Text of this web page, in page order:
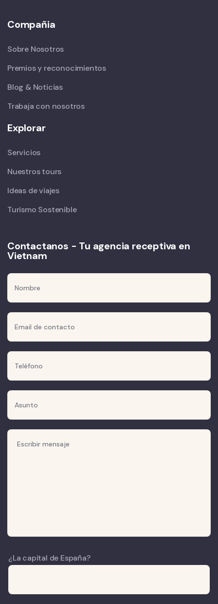
Compañia
Sobre Nosotros
Premios y reconocimientos
Blog & Noticias
Trabaja con nosotros
Explorar
Servicios
Nuestros tours
Ideas de viajes
Turismo Sostenible
Contactanos - Tu agencia receptiva en
Vietnam
¿La capital de España?